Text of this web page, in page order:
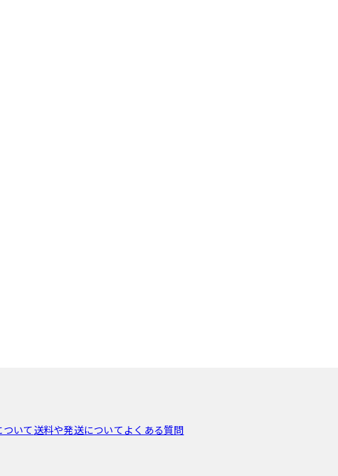
いて 送料や発送について よくある質問